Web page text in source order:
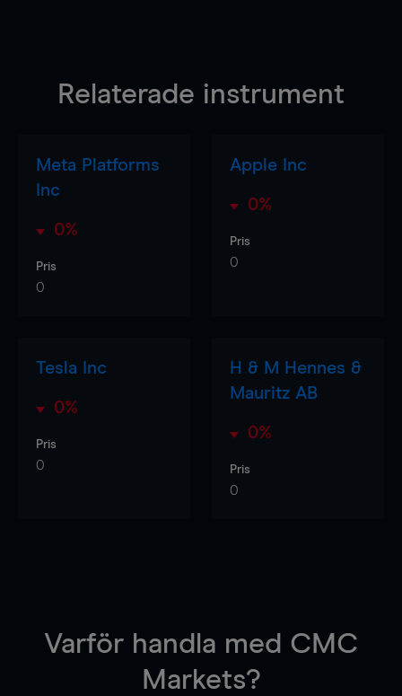
Relaterade instrument
Meta Platforms
Inc
0%
Pris
0
Apple Inc
0%
Pris
0
Tesla Inc
0%
Pris
0
H & M Hennes &
Mauritz AB
0%
Pris
0
Varför handla med CMC
Markets?